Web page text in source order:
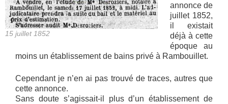
15 juillet 1852
annonce de
juillet 1852,
il existait
déjà à cette
époque au
moins un établissement de bains privé à Rambouillet.
Cependant je n’en ai pas trouvé de traces, autres que
cette annonce.
Sans doute s’agissait-il plus d’un établissement de